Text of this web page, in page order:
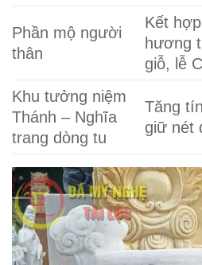
Phần mộ người
thân
Kết
hương
giỗ, lễ
Khu tưởng niệm
Thánh – Nghĩa
trang dòng tu
Tăng
giữ nét